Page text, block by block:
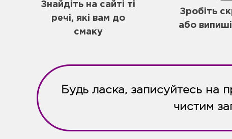
Знайдіть на сайті ті
речі, які вам до
смаку
Зробіть
або
Будь ласка, записуйтесь на
чистим